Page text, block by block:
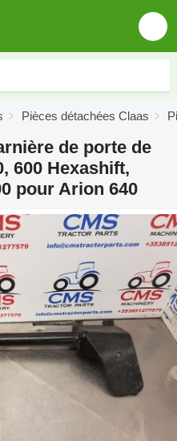
Pièces détachées Claas
de porte de
600 Hexashift,
pour Arion 640